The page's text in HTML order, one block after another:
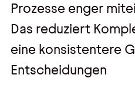
Prozesse enger
Das reduziert
eine konsistentere
Entscheidungen